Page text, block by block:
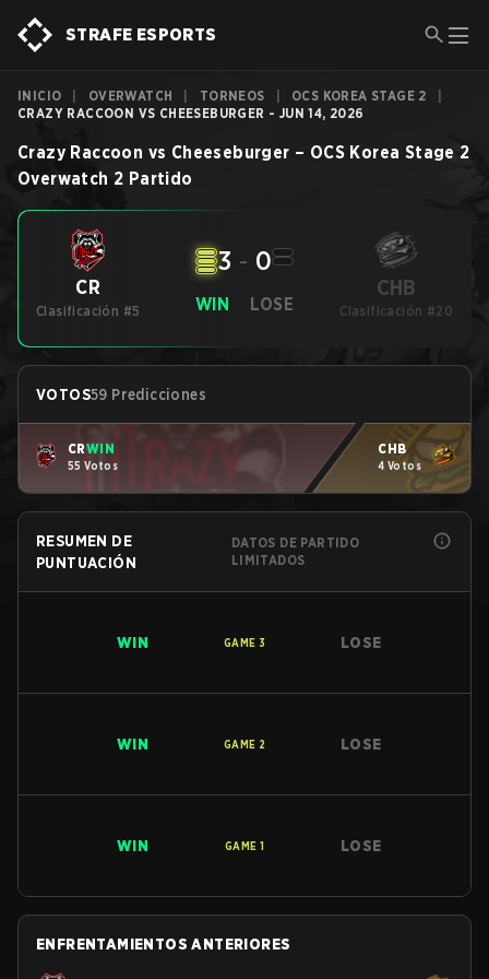
STRAFE ESPORTS
INICIO OVERWATCH TORNEOS OCS KOREA STAGE 2
CRAZY RACCOON VS CHEESEBURGER - JUN 14, 2026
Crazy Raccoon vs Cheeseburger – OCS Korea Stage 2
Overwatch 2 Partido
CR
Clasificación #5 WIN
3 - 0
LOSE
CHB
Clasificación #20
VOTOS59 Predicciones
CRWIN
55 Votos
CHB
4 Votos
RESUMEN DE
PUNTUACIÓN
DATOS DE PARTIDO
LIMITADOS
WIN GAME 3 LOSE
WIN GAME 2 LOSE
WIN GAME 1 LOSE
ENFRENTAMIENTOS ANTERIORES